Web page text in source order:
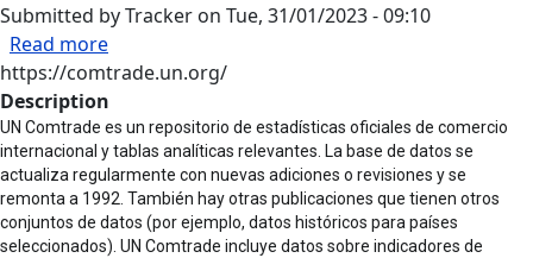
Submitted byTracker on Tue, 31/01/2023 - 09:10
Read moreabout Camarada de la ONU
https://comtrade.un.org/
Description
UN Comtrade es un repositorio de estadísticas oficiales de comercio
internacional y tablas analíticas relevantes. La base de datos se
actualiza regularmente con nuevas adiciones o revisiones y se
remonta a 1992. También hay otras publicaciones que tienen otros
conjuntos de datos (por ejemplo, datos históricos para países
seleccionados). UN Comtrade incluye datos sobre indicadores de